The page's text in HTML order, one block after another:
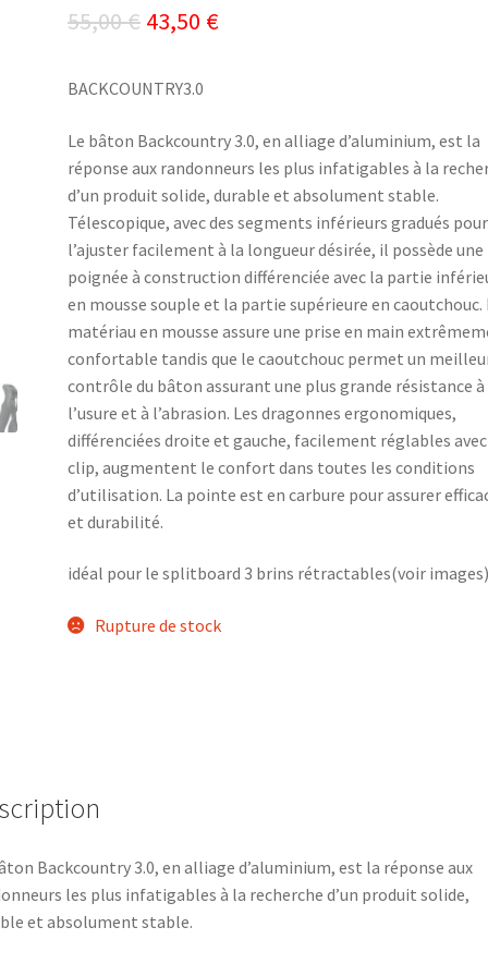
55,00€ Le
initial
était :
55,00 €.
43,50 €Le
est :
43,50 €.
BACKCOUNTRY3.0
Le bâton Backcountry 3.0, en alliage d’aluminium, est la
réponse aux randonneurs les plus infatigables à la
d’un produit solide, durable et absolument stable.
Télescopique, avec des segments inférieurs gradués pour
l’ajuster facilement à la longueur désirée, il possède une
poignée à construction différenciée avec la partie
en mousse souple et la partie supérieure en caoutchouc.
matériau en mousse assure une prise en main
confortable tandis que le caoutchouc permet un
contrôle du bâton assurant une plus grande résistance à
l’usure et à l’abrasion. Les dragonnes ergonomiques,
différenciées droite et gauche, facilement réglables
clip, augmentent le confort dans toutes les conditions
d’utilisation. La pointe est en carbure pour assurer
et durabilité.
idéal pour le splitboard 3 brins rétractables(voir images)
Rupture de stock
Backcountry 3.0, en alliage d’aluminium, est la réponse aux
les plus infatigables à la recherche d’un produit solide,
et absolument stable.